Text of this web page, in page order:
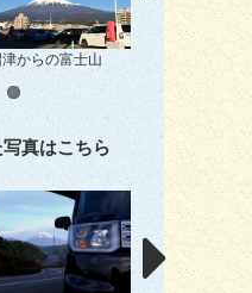
からの富士山 松林越しの富士山
真はこちら